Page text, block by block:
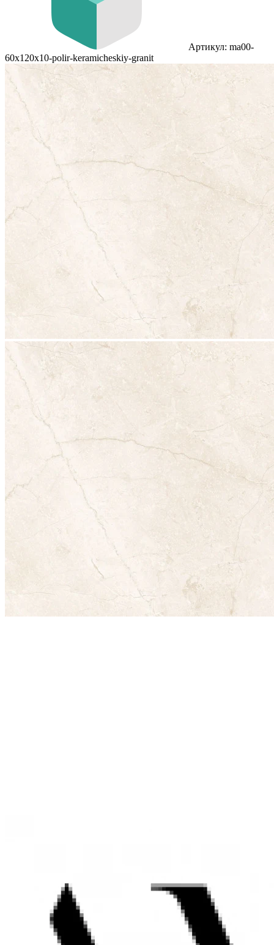
Артикул: ma00-
60x120x10-polir-keramicheskiy-granit